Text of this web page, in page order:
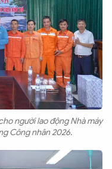
người lao động Nhà máy
Công nhân 2026.